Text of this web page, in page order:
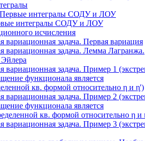
Первые интегралы СОДУ и ЛОУ
интегралы СОДУ и ЛОУ
исчисления
вариационная задача. Первая вариация
вариационная задача. Лемма Лагранжа.
вариационная задача. Пример 1
функционала является
кв. формой относительно η и η')
вариационная задача. Пример 2
функционала является
кв. формой относительно η и
вариационная задача. Пример 3